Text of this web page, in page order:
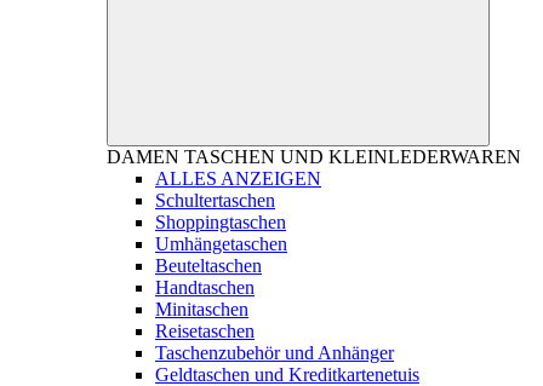
DAMEN TASCHEN UND KLEINLEDERWAREN
ALLES ANZEIGEN
Schultertaschen
Shoppingtaschen
Umhängetaschen
Beuteltaschen
Handtaschen
Minitaschen
Reisetaschen
Taschenzubehör und Anhänger
Geldtaschen und Kreditkartenetuis